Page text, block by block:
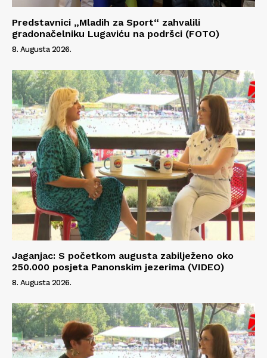
Predstavnici „Mladih za Sport“ zahvalili
gradonačelniku Lugaviću na podršci (FOTO)
8. Augusta 2026.
Jaganjac: S početkom augusta zabilježeno oko
250.000 posjeta Panonskim jezerima (VIDEO)
8. Augusta 2026.